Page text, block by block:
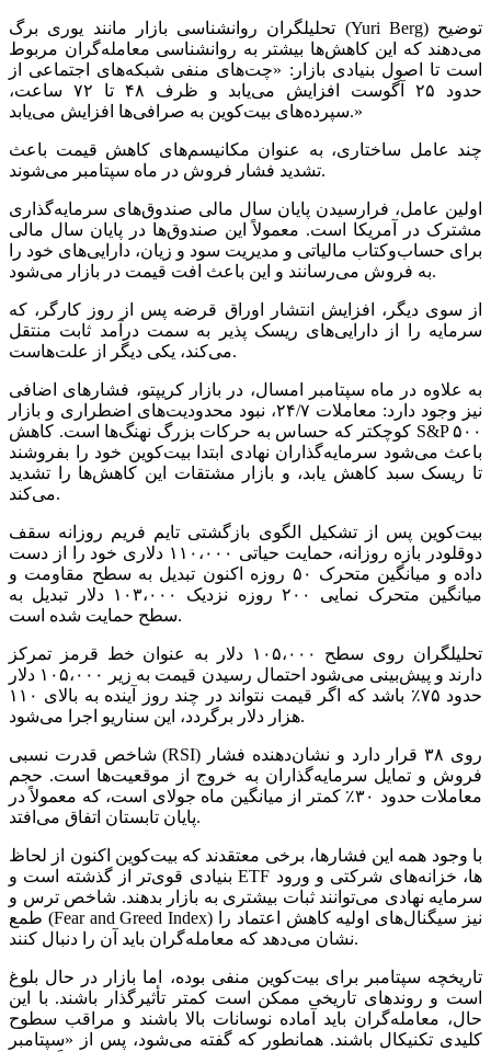
تحلیلگران روانشناسی بازار مانند یوری برگ (Yuri Berg) توضیح
می‌دهند که این کاهش‌ها بیشتر به روانشناسی معامله‌گران مربوط
است تا اصول بنیادی بازار: «چت‌های منفی شبکه‌های اجتماعی از
حدود ۲۵ آگوست افزایش می‌یابد و ظرف ۴۸ تا ۷۲ ساعت،
سپرده‌های بیت‌کوین به صرافی‌ها افزایش می‌یابد.»
چند عامل ساختاری، به عنوان مکانیسم‌های کاهش قیمت باعث
تشدید فشار فروش در ماه سپتامبر می‌شوند.
اولین عامل، فرارسیدن پایان سال مالی صندوق‌های سرمایه‌گذاری
مشترک در آمریکا است. معمولاً این صندوق‌ها در پایان سال مالی
برای حساب‌وکتاب مالیاتی و مدیریت سود و زیان، دارایی‌های خود را
به فروش می‌رسانند و این باعث افت قیمت در بازار می‌شود.
از سوی دیگر، افزایش انتشار اوراق قرضه پس از روز کارگر، که
سرمایه را از دارایی‌های ریسک پذیر به سمت درآمد ثابت منتقل
می‌کند، یکی دیگر از علت‌هاست.
به علاوه در ماه سپتامبر امسال، در بازار کریپتو، فشار‌های اضافی
نیز وجود دارد: معاملات ۲۴/۷، نبود محدودیت‌های اضطراری و بازار
کوچکتر که حساس به حرکات بزرگ نهنگ‌ها است. کاهش S&P ۵۰۰
باعث می‌شود سرمایه‌گذاران نهادی ابتدا بیت‌کوین خود را بفروشند
تا ریسک سبد کاهش یابد، و بازار مشتقات این کاهش‌ها را تشدید
می‌کند.
بیت‌کوین پس از تشکیل الگوی بازگشتی تایم فریم روزانه سقف
دوقلودر بازه روزانه، حمایت حیاتی ۱۱۰،۰۰۰ دلاری خود را از دست
داده و میانگین متحرک ۵۰ روزه اکنون تبدیل به سطح مقاومت و
میانگین متحرک نمایی ۲۰۰ روزه نزدیک ۱۰۳،۰۰۰ دلار تبدیل به
سطح حمایت شده است.
تحلیلگران روی سطح ۱۰۵،۰۰۰ دلار به عنوان خط قرمز تمرکز
دارند و پیش‌بینی می‌شود احتمال رسیدن قیمت به زیر ۱۰۵،۰۰۰ دلار
حدود ۷۵٪ باشد که اگر قیمت نتواند در چند روز آینده به بالای ۱۱۰
هزار دلار برگردد، این سناریو اجرا می‌شود.
شاخص قدرت نسبی (RSI) روی ۳۸ قرار دارد و نشان‌دهنده فشار
فروش و تمایل سرمایه‌گذاران به خروج از موقعیت‌ها است. حجم
معاملات حدود ۳۰٪ کمتر از میانگین ماه جولای است، که معمولاً در
پایان تابستان اتفاق می‌افتد.
با وجود همه این فشارها، برخی معتقدند که بیت‌کوین اکنون از لحاظ
بنیادی قوی‌تر از گذشته است و ETF ها، خزانه‌های شرکتی و ورود
سرمایه نهادی می‌توانند ثبات بیشتری به بازار بدهند. شاخص ترس و
طمع (Fear and Greed Index) نیز سیگنال‌های اولیه کاهش اعتماد را
نشان می‌دهد که معامله‌گران باید آن را دنبال کنند.
تاریخچه سپتامبر برای بیت‌کوین منفی بوده، اما بازار در حال بلوغ
است و روند‌های تاریخی ممکن است کمتر تأثیرگذار باشند. با این
حال، معامله‌گران باید آماده نوسانات بالا باشند و مراقب سطوح
کلیدی تکنیکال باشند. همانطور که گفته می‌شود، پس از «سپتامبر